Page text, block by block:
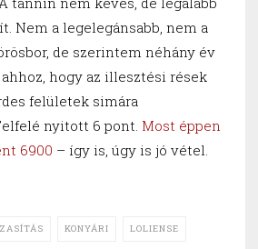
Nem a legelegánsabb, nem a
de szerintem néhány év
hogy az illesztési rések
felületek simára
nyitott 6 pont. Most éppen
6900 – így is, úgy is jó vétel.
KONYÁRI LOLIENSE